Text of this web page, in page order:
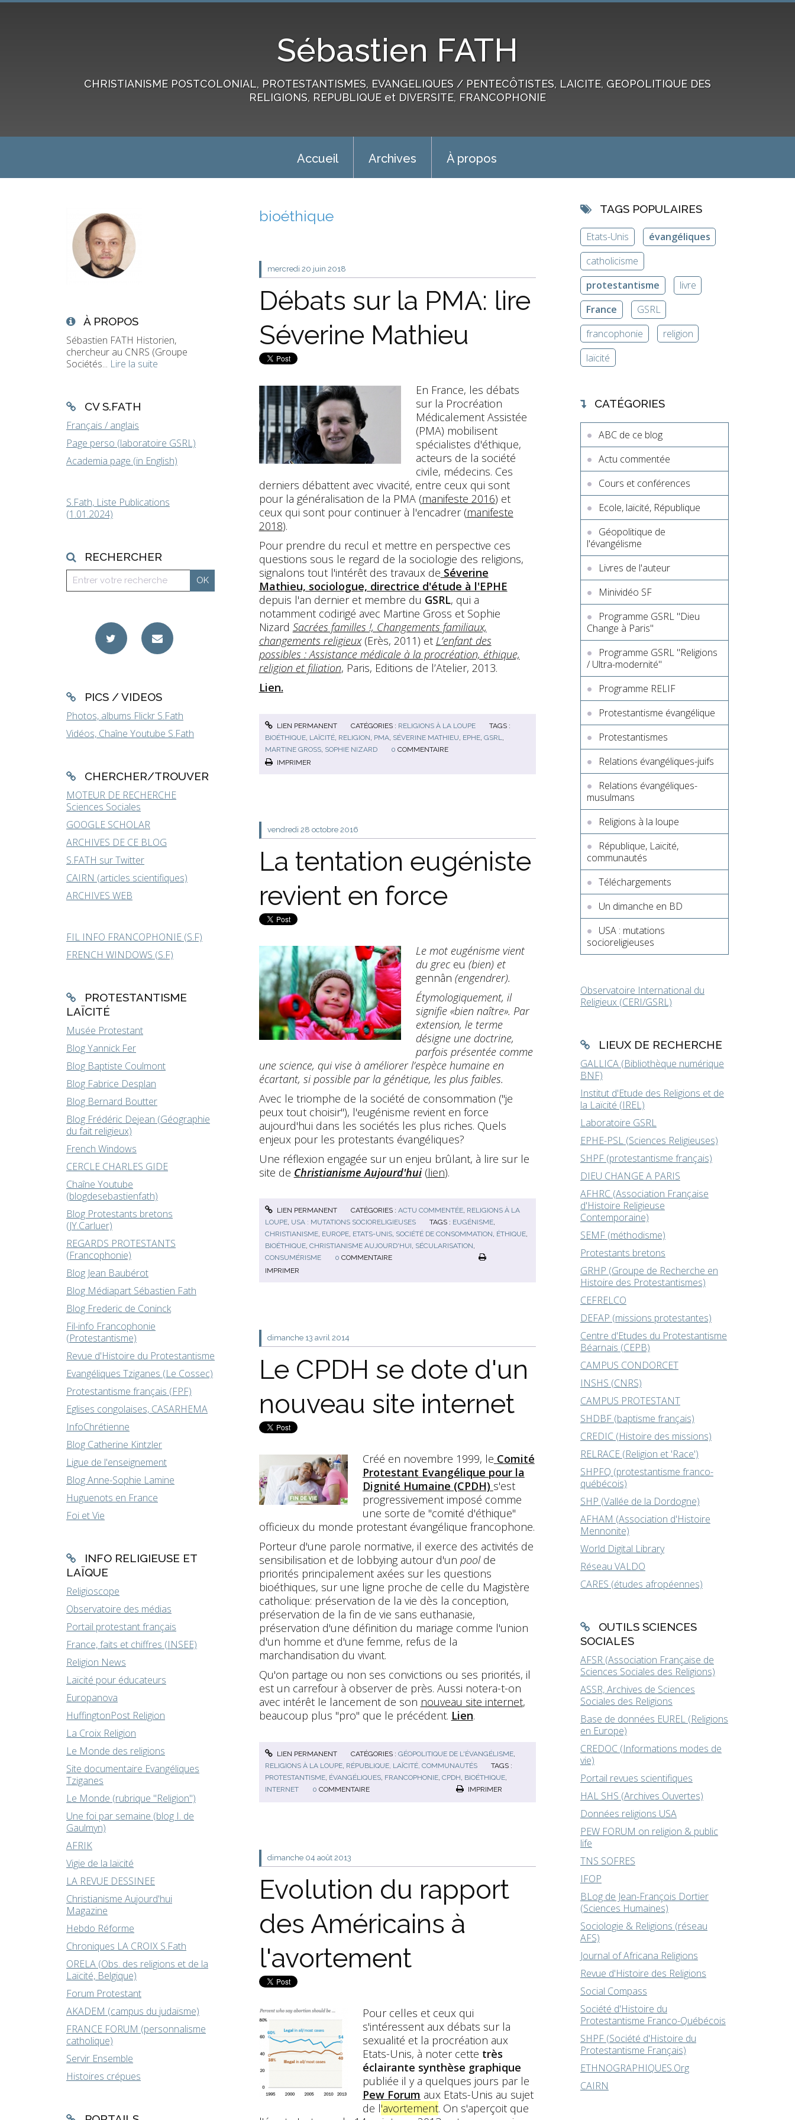
Sébastien FATH
CHRISTIANISME POSTCOLONIAL, PROTESTANTISMES, EVANGELIQUES / PENTECÔTISTES, LAICITE, GEOPOLITIQUE DES
RELIGIONS, REPUBLIQUE et DIVERSITE, FRANCOPHONIE
Accueil Archives À propos
À PROPOS
Sébastien FATH Historien,
chercheur au CNRS (Groupe
Sociétés... Lire la suite
CV S.FATH
Français / anglais
Page perso (laboratoire GSRL)
Academia page (in English)
S.Fath, Liste Publications
(1.01.2024)
RECHERCHER
PICS / VIDEOS
Photos, albums Flickr S.Fath
Vidéos, Chaîne Youtube S.Fath
CHERCHER/TROUVER
MOTEUR DE RECHERCHE
Sciences Sociales
GOOGLE SCHOLAR
ARCHIVES DE CE BLOG
S.FATH sur Twitter
CAIRN (articles scientifiques)
ARCHIVES WEB
FIL INFO FRANCOPHONIE (S.F)
FRENCH WINDOWS (S.F)
PROTESTANTISME
LAÏCITÉ
Musée Protestant
Blog Yannick Fer
Blog Baptiste Coulmont
Blog Fabrice Desplan
Blog Bernard Boutter
Blog Frédéric Dejean (Géographie
du fait religieux)
French Windows
CERCLE CHARLES GIDE
Chaîne Youtube
(blogdesebastienfath)
Blog Protestants bretons
(JY.Carluer)
REGARDS PROTESTANTS
(Francophonie)
Blog Jean Baubérot
Blog Médiapart Sébastien Fath
Blog Frederic de Coninck
Fil-info Francophonie
(Protestantisme)
Revue d'Histoire du Protestantisme
Evangéliques Tziganes (Le Cossec)
Protestantisme français (FPF)
Eglises congolaises, CASARHEMA
InfoChrétienne
Blog Catherine Kintzler
Ligue de l'enseignement
Blog Anne-Sophie Lamine
Huguenots en France
Foi et Vie
INFO RELIGIEUSE ET
LAÏQUE
Religioscope
Observatoire des médias
Portail protestant français
France, faits et chiffres (INSEE)
Religion News
Laïcité pour éducateurs
Europanova
HuffingtonPost Religion
La Croix Religion
Le Monde des religions
Site documentaire Evangéliques
Tziganes
Le Monde (rubrique "Religion")
Une foi par semaine (blog I. de
Gaulmyn)
AFRIK
Vigie de la laïcité
LA REVUE DESSINEE
Christianisme Aujourd'hui
Magazine
Hebdo Réforme
Chroniques LA CROIX S.Fath
ORELA (Obs. des religions et de la
Laïcité, Belgique)
Forum Protestant
AKADEM (campus du judaïsme)
FRANCE FORUM (personnalisme
catholique)
Servir Ensemble
Histoires crépues
bioéthique
mercredi 20 juin 2018
Débats sur la PMA: lire
Séverine Mathieu
En France, les débats
sur la Procréation
Médicalement Assistée
(PMA) mobilisent
spécialistes d'éthique,
acteurs de la société
civile, médecins. Ces
derniers débattent avec vivacité, entre ceux qui sont
pour la généralisation de la PMA (manifeste 2016) et
ceux qui sont pour continuer à l'encadrer (manifeste
2018).
Pour prendre du recul et mettre en perspective ces
questions sous le regard de la sociologie des religions,
signalons tout l'intérêt des travaux de Séverine
Mathieu, sociologue, directrice d'étude à l'EPHE
depuis l'an dernier et membre du GSRL, qui a
notamment codirigé avec Martine Gross et Sophie
Nizard Sacrées familles !, Changements familiaux,
changements religieux (Erès, 2011) et L’enfant des
possibles : Assistance médicale à la procréation, éthique,
religion et filiation, Paris, Editions de l’Atelier, 2013.
Lien.
LIEN PERMANENT CATÉGORIES : RELIGIONS À LA LOUPE
TAGS :
BIOÉTHIQUE, LAÏCITÉ, RELIGION PMA, SÉVERINE MATHIEU EPHE, GSRL
MARTINE GROSS, SOPHIE NIZARD 0 COMMENTAIRE
IMPRIMER
vendredi 28 octobre 2016
La tentation eugéniste
revient en force
Le mot eugénisme vient
du grec eu (bien) et
gennân (engendrer).
Étymologiquement, il
signifie «bien naître». Par
extension, le terme
désigne une doctrine,
parfois présentée comme
une science, qui vise à améliorer l’espèce humaine en
écartant, si possible par la génétique, les plus faibles.
Avec le triomphe de la société de consommation ("je
peux tout choisir"), l'eugénisme revient en force
aujourd'hui dans les sociétés les plus riches. Quels
enjeux pour les protestants évangéliques?
Une réflexion engagée sur un enjeu brûlant, à lire sur le
site de Christianisme Aujourd'hui (lien).
LIEN PERMANENT CATÉGORIES :ACTU COMMENTÉE, RELIGIONS À LA
LOUPE, USA : MUTATIONS SOCIORELIGIEUSES TAGS : EUGÉNISME,
CHRISTIANISME, EUROPE, ETATS-UNIS, SOCIÉTÉ DE CONSOMMATION, ÉTHIQUE,
BIOÉTHIQUE, CHRISTIANISME AUJOURD'HUI, SÉCULARISATION,
CONSUMÉRISME
0 COMMENTAIRE
IMPRIMER
dimanche 13 avril 2014
Le CPDH se dote d'un
nouveau site internet
Créé en novembre 1999, le Comité
Protestant Evangélique pour la
Dignité Humaine (CPDH) s'est
progressivement imposé comme
une sorte de "comité d'éthique"
officieux du monde protestant évangélique francophone.
Porteur d'une parole normative, il exerce des activités de
sensibilisation et de lobbying autour d'un poolde
priorités principalement axées sur les questions
bioéthiques, sur une ligne proche de celle du Magistère
catholique: préservation de la vie dès la conception,
préservation de la fin de vie sans euthanasie,
préservation d'une définition du mariage comme l'union
d'un homme et d'une femme, refus de la
marchandisation du vivant.
Qu'on partage ou non ses convictions ou ses priorités, il
est un carrefour à observer de près. Aussi notera-t-on
avec intérêt le lancement de son nouveau site internet,
beaucoup plus "pro" que le précédent. Lien.
LIEN PERMANENT CATÉGORIES :GÉOPOLITIQUE DE L'ÉVANGÉLISME
RELIGIONS À LA LOUPE, RÉPUBLIQUE, LAÏCITÉ, COMMUNAUTÉS
TAGS :
PROTESTANTISME, ÉVANGÉLIQUES, FRANCOPHONIE, CPDH BIOÉTHIQUE,
INTERNET
0 COMMENTAIRE IMPRIMER
dimanche 04 août 2013
Evolution du rapport
des Américains à
l'avortement
Pour celles et ceux qui
s'intéressent aux débats sur la
sexualité et la procréation aux
Etats-Unis, à noter cette très
éclairante synthèse graphique
publiée il y a quelques jours par le
Pew Forum aux Etats-Unis au sujet
de l'avortement. On s'aperçoit que
TAGS POPULAIRES
Etats-Unis
évangéliques
catholicisme
protestantisme
livre
France
GSRL
francophonie
religion
laïcité
CATÉGORIES
ABC de ce blog
Actu commentée
Cours et conférences
Ecole, laïcité, République
Géopolitique de
l'évangélisme
Livres de l'auteur
Minividéo SF
Programme GSRL "Dieu
Change à Paris"
Programme GSRL "Religions
/ Ultra-modernité"
Programme RELIF
Protestantisme évangélique
Protestantismes
Relations évangéliques-juifs
Relations évangéliques-
musulmans
Religions à la loupe
République, Laïcité,
communautés
Téléchargements
Un dimanche en BD
USA : mutations
socioreligieuses
Observatoire International du
Religieux (CERI/GSRL)
LIEUX DE RECHERCHE
GALLICA (Bibliothèque numérique
BNF)
Institut d'Etude des Religions et de
la Laïcité (IREL)
Laboratoire GSRL
EPHE-PSL (Sciences Religieuses)
SHPF (protestantisme français)
DIEU CHANGE A PARIS
AFHRC (Association Française
d'Histoire Religieuse
Contemporaine)
SEMF (méthodisme)
Protestants bretons
GRHP (Groupe de Recherche en
Histoire des Protestantismes)
CEFRELCO
DEFAP (missions protestantes)
Centre d'Etudes du Protestantisme
Béarnais (CEPB)
CAMPUS CONDORCET
INSHS (CNRS)
CAMPUS PROTESTANT
SHDBF (baptisme français)
CREDIC (Histoire des missions)
RELRACE (Religion et 'Race')
SHPFQ (protestantisme franco-
québécois)
SHP (Vallée de la Dordogne)
AFHAM (Association d'Histoire
Mennonite)
World Digital Library
Réseau VALDO
CARES (études afropéennes)
OUTILS SCIENCES
SOCIALES
AFSR (Association Française de
Sciences Sociales des Religions)
ASSR, Archives de Sciences
Sociales des Religions
Base de données EUREL (Religions
en Europe)
CREDOC (Informations modes de
vie)
Portail revues scientifiques
HAL SHS (Archives Ouvertes)
Données religions USA
PEW FORUM on religion & public
life
TNS SOFRES
IFOP
BLog de Jean-François Dortier
(Sciences Humaines)
Sociologie & Religions (réseau
AFS)
Journal of Africana Religions
Revue d'Histoire des Religions
Social Compass
Société d'Histoire du
Protestantisme Franco-Québécois
SHPF (Société d'Histoire du
Protestantisme Français)
ETHNOGRAPHIQUES.Org
CAIRN